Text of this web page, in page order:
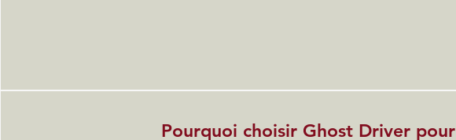
Pourquoi choisir Ghost Driver pour